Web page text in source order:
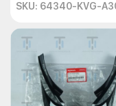
SKU: 64340-KVG-